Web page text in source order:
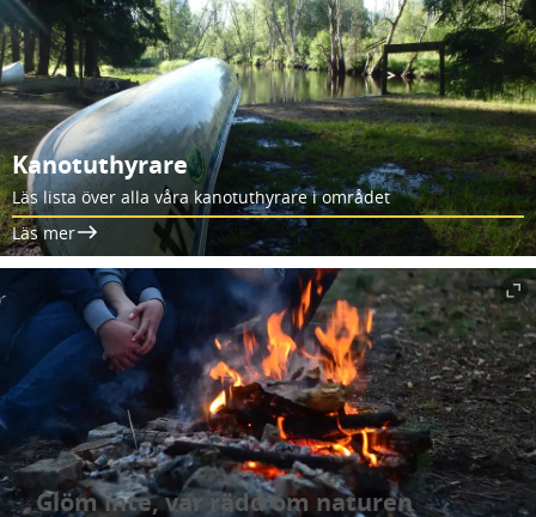
Kanotuthyrare
Läs lista över alla våra kanotuthyrare i området
Läs mer
Glöm inte, var rädd om naturen